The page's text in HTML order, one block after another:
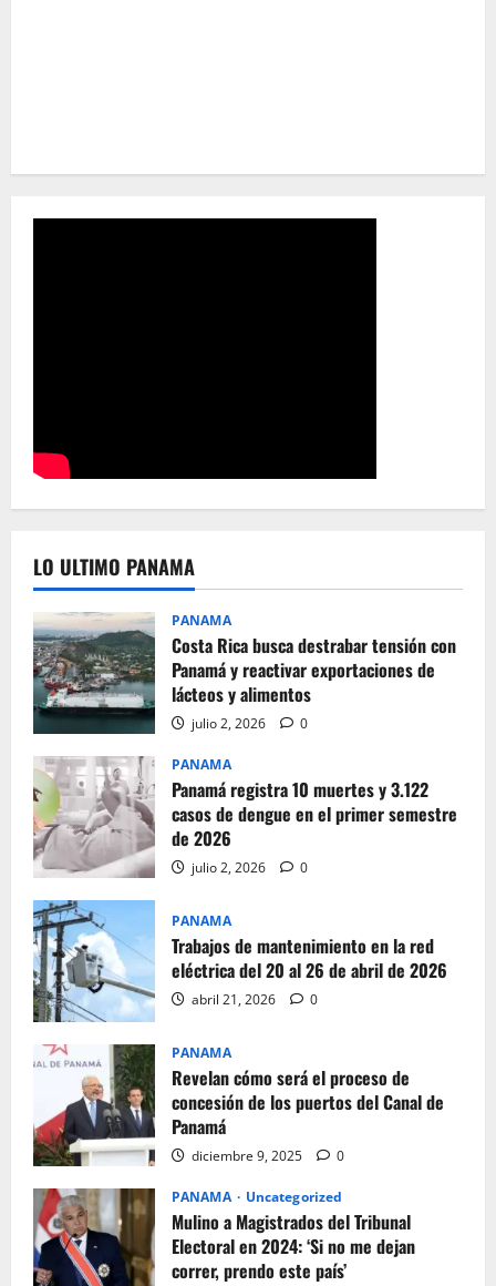
LO ULTIMO PANAMA
PANAMA
Costa Rica busca destrabar tensión con
Panamá y reactivar exportaciones de
lácteos y alimentos
julio 2, 2026 0
PANAMA
Panamá registra 10 muertes y 3.122
casos de dengue en el primer semestre
de 2026
julio 2, 2026 0
PANAMA
Trabajos de mantenimiento en la red
eléctrica del 20 al 26 de abril de 2026
abril 21, 2026 0
PANAMA
Revelan cómo será el proceso de
concesión de los puertos del Canal de
Panamá
diciembre 9, 2025 0
PANAMA Uncategorized
Mulino a Magistrados del Tribunal
Electoral en 2024: ‘Si no me dejan
correr, prendo este país’